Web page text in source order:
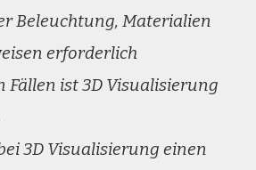
Beleuchtung, Materialien
erforderlich
Fällen ist 3D Visualisierung
3D Visualisierung einen